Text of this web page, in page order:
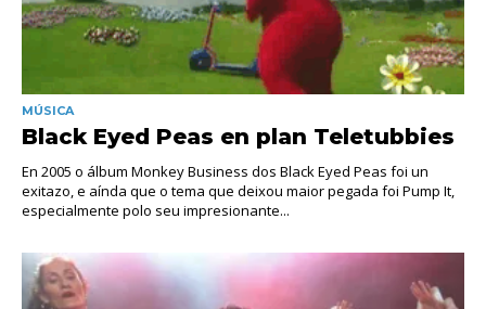
MÚSICA
Black Eyed Peas en plan Teletubbies
En 2005 o álbum Monkey Business dos Black Eyed Peas foi un
exitazo, e aínda que o tema que deixou maior pegada foi Pump It,
especialmente polo seu impresionante...